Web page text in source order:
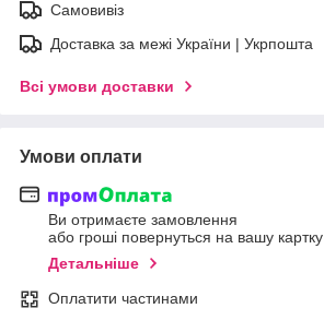
Самовивіз
Доставка за межі України | Укрпошта
Всі умови доставки
Умови оплати
Ви отримаєте замовлення
або гроші повернуться на вашу картку
Детальніше
Оплатити частинами